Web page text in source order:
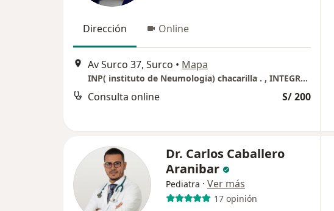
Dirección Online
Av Surco 37, Surco • Mapa
INP( instituto de Neumologia) chacarilla . , INTEGRANDO PEDIATRIA Miraflores
Consulta online S/ 200
Dr. Carlos Caballero
Aranibar
Pediatra · Ver más
17 opinión